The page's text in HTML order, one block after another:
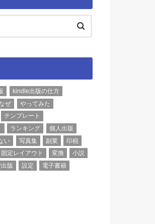
kindle出版の仕方
なぜ
やってみた
テンプレート
ランキング
個人出版
い 写真集 副業
印税
固定レイアウト 変換
小説
版 設定 電子書籍